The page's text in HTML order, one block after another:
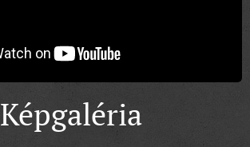
Képgaléria